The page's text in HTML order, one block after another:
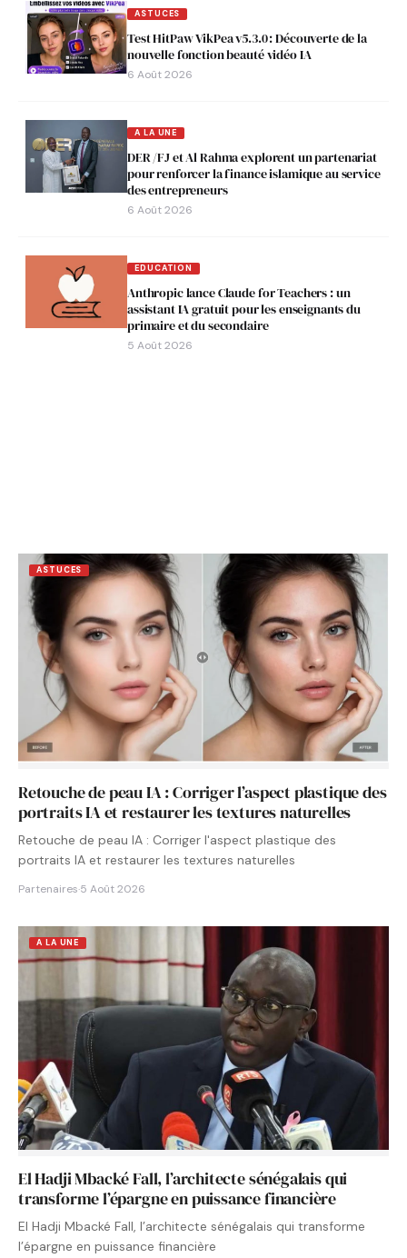
ASTUCES
Test HitPaw VikPea v5.3.0 : Découverte de la
nouvelle fonction beauté vidéo IA
6 Août 2026
A LA UNE
DER /FJ et Al Rahma explorent un partenariat
pour renforcer la finance islamique au service
des entrepreneurs
6 Août 2026
EDUCATION
Anthropic lance Claude for Teachers : un
assistant IA gratuit pour les enseignants du
primaire et du secondaire
5 Août 2026
ASTUCES
Retouche de peau IA : Corriger l’aspect plastique des
portraits IA et restaurer les textures naturelles
Retouche de peau IA : Corriger l'aspect plastique des
portraits IA et restaurer les textures naturelles
Partenaires·5 Août 2026
A LA UNE
El Hadji Mbacké Fall, l’architecte sénégalais qui
transforme l’épargne en puissance financière
El Hadji Mbacké Fall, l’architecte sénégalais qui transforme
l’épargne en puissance financière